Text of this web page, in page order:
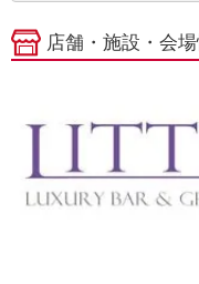
店舗・施設・会